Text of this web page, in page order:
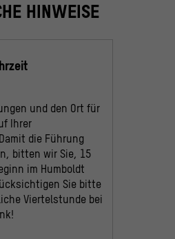
HINWEISE
und den Ort für
Ihrer
die Führung
bitten wir Sie, 15
im Humboldt
Sie bitte
Viertelstunde bei